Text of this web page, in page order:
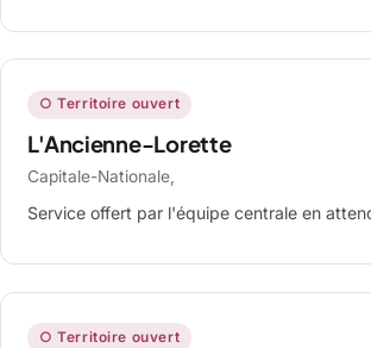
○ Territoire ouvert
L'Ancienne-Lorette
Capitale-Nationale,
Service offert par l'équipe centrale en
○ Territoire ouvert